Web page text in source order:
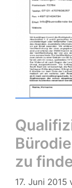
zu
17. Juni 2015